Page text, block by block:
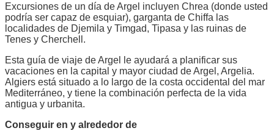
Excursiones de un día de Argel incluyen Chrea (donde usted
podría ser capaz de esquiar), garganta de Chiffa las
localidades de Djemila y Timgad, Tipasa y las ruinas de
Tenes y Cherchell.
Esta guía de viaje de Argel le ayudará a planificar sus
vacaciones en la capital y mayor ciudad de Argel, Argelia.
Algiers está situado a lo largo de la costa occidental del mar
Mediterráneo, y tiene la combinación perfecta de la vida
antigua y urbanita.
Conseguir en y alrededor de